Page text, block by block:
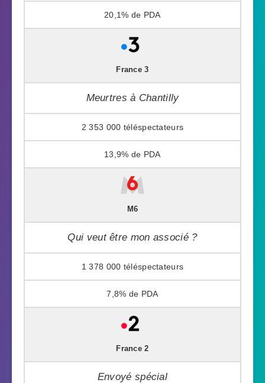
20,1%
France 3
Meurtres à Chantilly
2 353 000
13,9%
M6
Qui veut être mon associé ?
1 378 000
7,8%
France 2
Envoyé spécial